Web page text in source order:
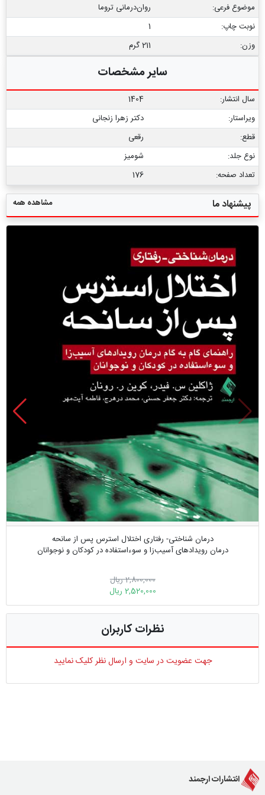
موضوع فرعی:
روان‌درمانی تروما
نوبت چاپ:
1
وزن:
211 گرم
سایر مشخصات
سال انتشار:
1404
ویراستار:
دکتر زهرا زنجانی
قطع:
رقعی
نوع جلد:
شومیز
تعداد صفحه:
176
پیشنهاد ما مشاهده همه
درمان شناختی- رفتاری اختلال استرس پس از سانحه
درمان رویدادهای آسیب‌زا و سوءاستفاده در کودکان و نوجوانان
2,800,000 ریال
2,520,000 ریال
نظرات کاربران
جهت عضویت در سایت و ارسال نظر کلیک نمایید
انتشارات ارجمند